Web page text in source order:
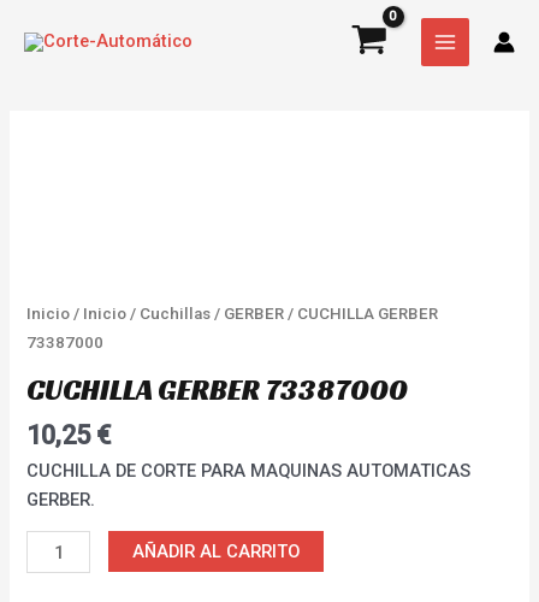
MAIN
MENU
Inicio / Inicio / Cuchillas / GERBER / CUCHILLA GERBER
73387000
CUCHILLA GERBER 73387000
10,25 €
CUCHILLA DE CORTE PARA MAQUINAS AUTOMATICAS
GERBER.
AÑADIR AL CARRITO
cantidad